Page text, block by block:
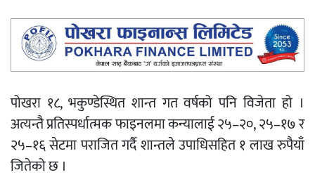
पोखरा १८, भकुण्डेस्थित शान्त गत वर्षको पनि विजेता हो ।
अत्यन्तै प्रतिस्पर्धात्मक फाइनलमा कन्यालाई २५–२०, २५–१७ र
२५–१६ सेटमा पराजित गर्दै शान्तले उपाधिसहित १ लाख रुपैयाँ
जितेको छ ।